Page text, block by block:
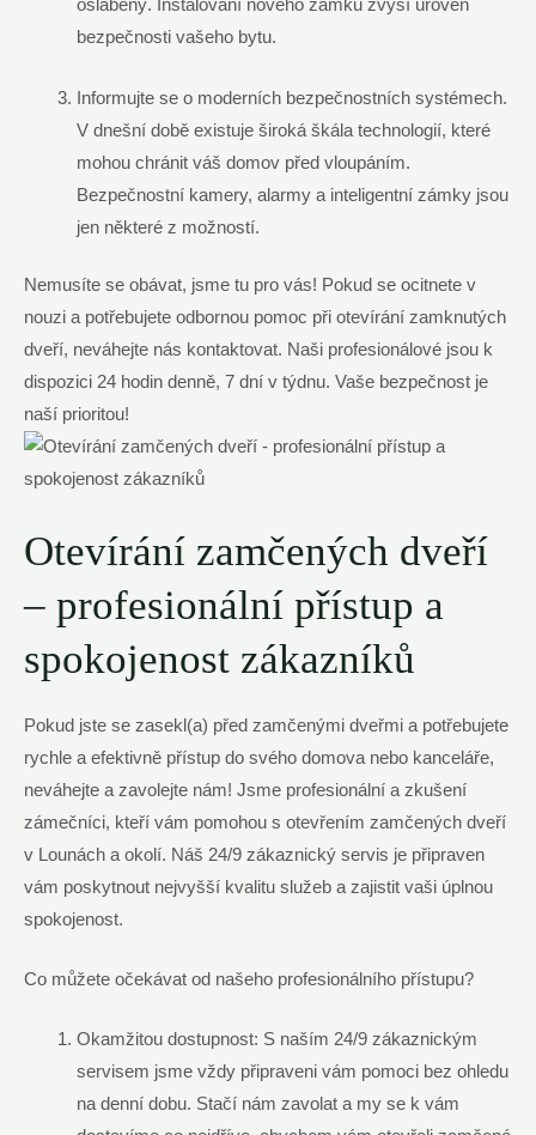
oslabený. Instalování nového zámku zvýší úroveň
bezpečnosti vašeho bytu.
Informujte se o moderních bezpečnostních systémech.
V dnešní době existuje široká škála technologií, které
mohou chránit váš domov před vloupáním.
Bezpečnostní kamery, alarmy a inteligentní zámky jsou
jen některé z možností.
Nemusíte se obávat, jsme tu pro vás! Pokud se ocitnete v
nouzi a potřebujete odbornou pomoc při otevírání zamknutých
dveří, neváhejte nás kontaktovat. Naši profesionálové jsou k
dispozici 24 hodin denně, 7 dní v týdnu. Vaše bezpečnost je
naší prioritou!
Otevírání zamčených dveří
– profesionální přístup a
spokojenost zákazníků
Pokud jste se zasekl(a) před zamčenými dveřmi a potřebujete
rychle a efektivně přístup do svého domova nebo kanceláře,
neváhejte a zavolejte nám! Jsme profesionální a zkušení
zámečníci, kteří vám pomohou s otevřením zamčených dveří
v Lounách a okolí. Náš 24/9 zákaznický servis je připraven
vám poskytnout nejvyšší kvalitu služeb a zajistit vaši úplnou
spokojenost.
Co můžete očekávat od našeho profesionálního přístupu?
Okamžitou dostupnost: S naším 24/9 zákaznickým
servisem jsme vždy připraveni vám pomoci bez ohledu
na denní dobu. Stačí nám zavolat a my se k vám